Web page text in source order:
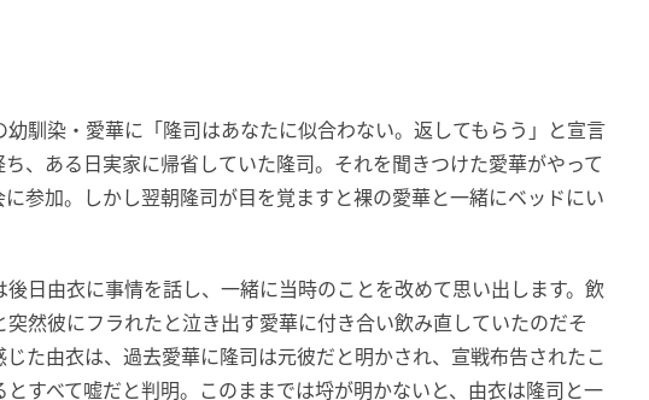
馴染・愛華に「隆司はあなたに似合わない。返してもらう」と宣言
、ある日実家に帰省していた隆司。それを聞きつけた愛華がやって
参加。しかし翌朝隆司が目を覚ますと裸の愛華と一緒にベッドにい
日由衣に事情を話し、一緒に当時のことを改めて思い出します。飲
然彼にフラれたと泣き出す愛華に付き合い飲み直していたのだそ
た由衣は、過去愛華に隆司は元彼だと明かされ、宣戦布告されたこ
すべて嘘だと判明。このままでは埒が明かないと、由衣は隆司と一